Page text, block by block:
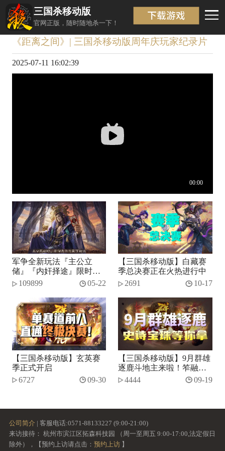
三国杀移动版
官网正版，随时随地杀一下！
返回
《距离之间》| 三国杀移动版周年庆玩家纪录片
2025-07-11 16:02:39
军争全新玩法『主公立
储』『内奸择途』限时开
启！109899 05-22
【三国杀移动版】白藏赛
季总决赛正在火热进行中
2691
10-17
【三国杀移动版】玄英赛
季正式开启
6727
09-30
【三国杀移动版】9月群雄
逐鹿斗地主来啦！笮融、
势张燕加入将池~
4444 09-19
公司简介 | 客服电话:0571-88133227 (9:00-21:00)
来访接待： 杭州市滨江区拓森科技园 （周一至周五 9:00-17:00,法定假日
除外），【预约上访请点击： 预约上访】